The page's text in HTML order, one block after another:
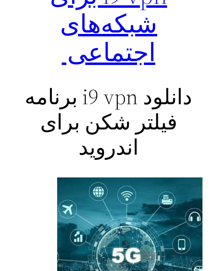
شبکه‌های
اجتماعی
دانلود i9 vpn برنامه
فیلتر شکن برای
اندروید